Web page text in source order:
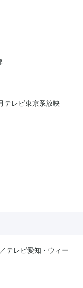
テレビ東京系放映
テレビ愛知・ウィー